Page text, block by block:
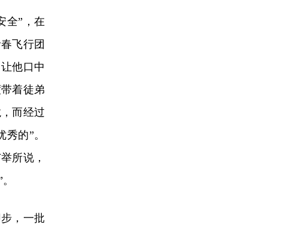
全”，在
飞行团
他口中
着徒弟
而经过
的”。
所说，
，一批